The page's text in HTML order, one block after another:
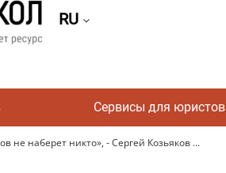
RU
Сервисы для юристов
не наберет никто», - Сергей Козьяков ...